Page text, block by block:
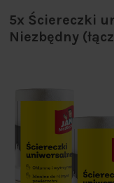
5x Ściereczki
Niezbędny